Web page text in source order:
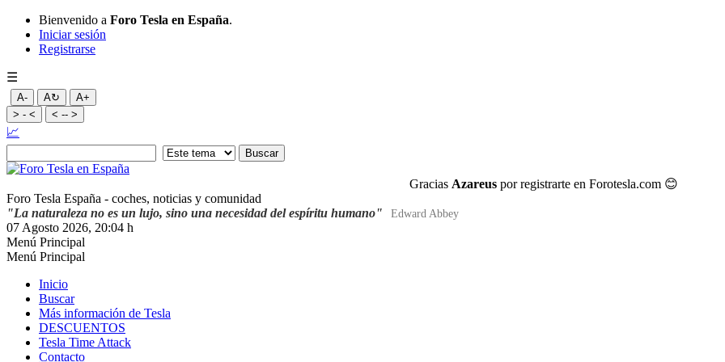
Bienvenido a Foro Tesla en España.
Iniciar sesión
Registrarse
☰
A- A↻
A+
> - <
< -- >
📈
Gracias Azareus por registrarte en Forotesla.com 😊
Foro Tesla España - coches, noticias y comunidad
"La naturaleza no es un lujo, sino una necesidad del espíritu humano"
Edward Abbey
07 Agosto 2026, 20:04 h
Menú Principal
Menú Principal
Inicio
Buscar
Más información de Tesla
DESCUENTOS
Tesla Time Attack
Contacto